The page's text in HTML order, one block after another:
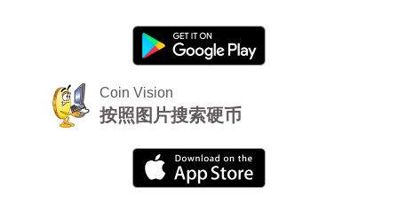
Coin Vision
按照图片搜索硬币